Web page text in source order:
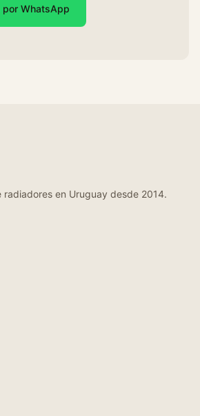
por WhatsApp
en Uruguay desde 2014.